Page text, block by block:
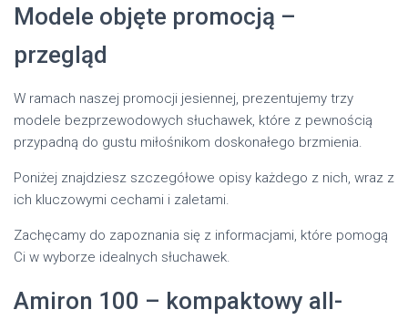
Modele objęte promocją –
przegląd
W ramach naszej promocji jesiennej, prezentujemy trzy
modele bezprzewodowych słuchawek, które z pewnością
przypadną do gustu miłośnikom doskonałego brzmienia.
Poniżej znajdziesz szczegółowe opisy każdego z nich, wraz z
ich kluczowymi cechami i zaletami.
Zachęcamy do zapoznania się z informacjami, które pomogą
Ci w wyborze idealnych słuchawek.
Amiron 100 – kompaktowy all-